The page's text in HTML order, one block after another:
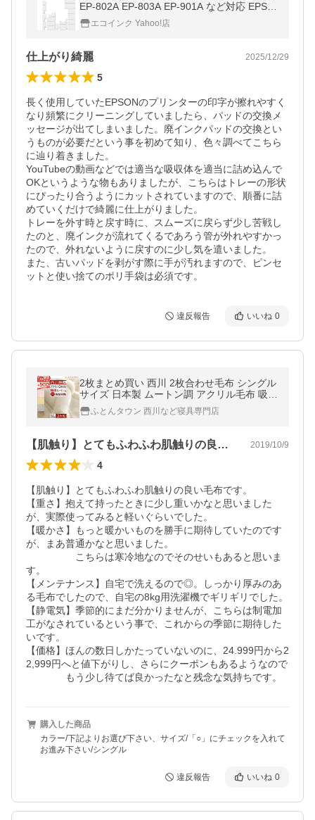
EP-802A EP-803A EP-901A など対応 EPSO
Nプリンター対応 交換パッド 廃インク吸収
体×1回分 DIY 海綿 わた
エコインク Yahoo!店
仕上がり綺麗 2025/12/29
5
長く使用していたEPSONのプリンターの印字が擦れやすく
なり頻繁にクリーニングしていましたら、パッドの交換メ
ッセージが出てしまいました。廃インクパッドの交換とい
うものが必要だという事を初めて知り、色々調べてこちら
に辿り着きました。
YouTubeの動画などでは適当な吸収体を適当に詰め込んで
OKというような物もありましたが、こちらはトレーの形状
にぴったり合うようにカットされていますので、順番に詰
めていくだけで綺麗に仕上がりました。
トレーを外す時と戻す時に、スムーズに戻らず少し苦戦し
たのと、廃インクが流れてくるであろう管が外れやすかっ
たので、外れないように戻すのに少し気を遣いました。
また、古いパッドを剥がす際に手が汚れますので、ピンセ
ットと使い捨てのポリ手袋は必須です。
違反報告 いいね 0
2枚まとめ買い 西川 2枚合わせ毛布 シングル
サイズ 日本製 ムートン調 アクリル毛布 吸湿
発熱 西川リビング 泉大津 無地 ブランケット
毛ふとんタウン 西川など寝具専門店
【肌触り】とてもふわふわ肌触りの良い毛… 2019/10/9
4
【肌触り】とてもふわふわ肌触りの良い毛布です。
【重さ】抱えて持ったときに少し重いかなと思いました
が、実際使ってみると軽いぐらいでした。
【暖かさ】もっと暖かいものを勝手に期待していたのです
が、まあ普通かなと思いました。
こちらは寒冷地なのでそのせいもあると思いま
す。
【メンテナンス】自宅で洗えるので◎。しっかり厚みのあ
る毛布でしたので、自宅の8kg用洗濯機でギリギリでした。
【静電気】季節的にまだ分かりませんが、こちらは制電加
工がなされているという事で、これからの季節に期待した
いです。
【価格】ほんの数日しかたっていないのに、24.999円から2
2,999円へと値下がりし、さらにクーポンもあるようなので
もう少し待てば良かったなと残念な気持ちです。
購入した商品
カラー/下記よりお選び下さい、サイズ/「○」にチェックを入れて
お進み下さい/シングル
違反報告 いいね 0